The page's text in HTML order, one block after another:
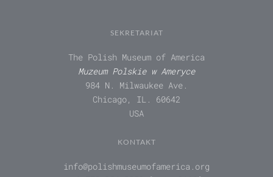
SEKRETARIAT
The Polish Museum of America
Muzeum Polskie w Ameryce
984 N. Milwaukee Ave.
Chicago, IL. 60642
USA
KONTAKT
info@polishmuseumofamerica.org